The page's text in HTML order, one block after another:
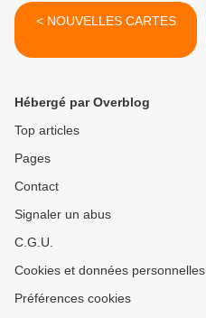
< NOUVELLES CARTES
Hébergé par Overblog
Top articles
Pages
Contact
Signaler un abus
C.G.U.
Cookies et données personnelles
Préférences cookies